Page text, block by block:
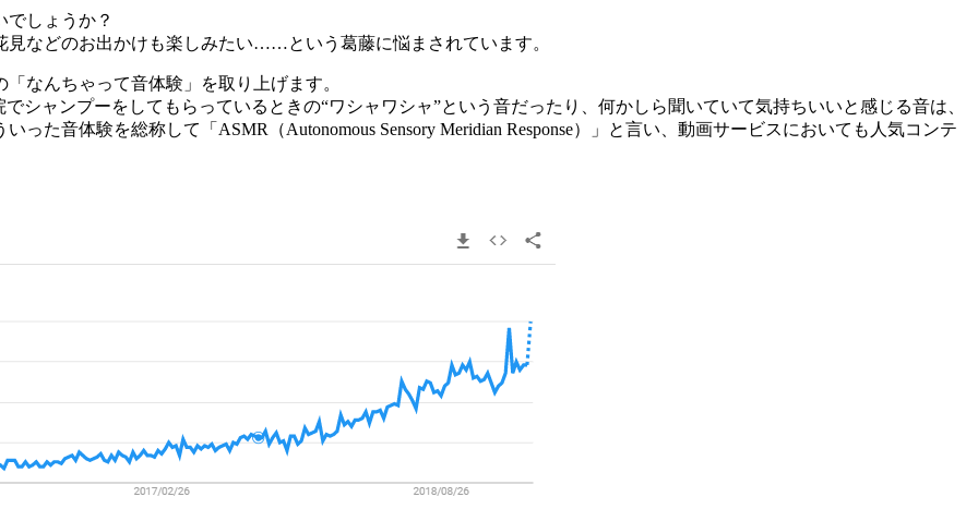
しょうか？
などのお出かけも楽しみたい……という葛藤に悩まされています。
なんちゃって音体験」を取り上げます。
シャンプーをしてもらっているときの“ワシャワシャ”という音だったり、何かしら聞いていて気持ちいいと感じる音は、
た音体験を総称して「ASMR（Autonomous Sensory Meridian Response）」と言い、動画サービスにおいても人気コンテ